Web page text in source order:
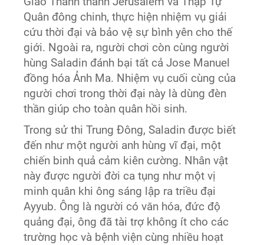
Quân đông chinh, thực hiện nhiệm vụ giải
cứu thời đại và bảo vệ sự bình yên cho thế
giới. Ngoài ra, người chơi còn cùng người
hùng Saladin đánh bại tất cả Jose Manuel
đồng hóa Ảnh Ma. Nhiệm vụ cuối cùng của
người chơi trong thời đại này là dùng đèn
thần giúp cho toàn quân hồi sinh.
Trong sử thi Trung Đông, Saladin được biết
đến như một người anh hùng vĩ đại, một
chiến binh quả cảm kiên cường. Nhân vật
này được người đời ca tụng như một vị
minh quân khi ông sáng lập ra triều đại
Ayyub. Ông là người có văn hóa, đức độ
quảng đại, ông đã tài trợ không ít cho các
trường học và bệnh viện cùng nhiều hoạt